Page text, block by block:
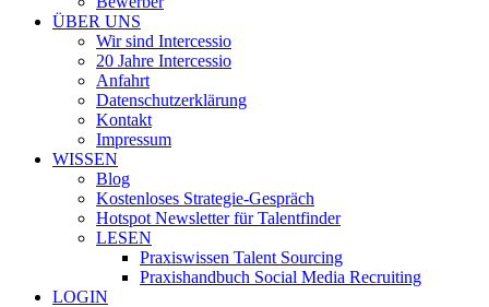
ÜBER UNS
Wir sind Intercessio
20 Jahre Intercessio
Anfahrt
Datenschutzerklärung
Kontakt
Impressum
WISSEN
Blog
Kostenloses Strategie-Gespräch
Hotspot Newsletter für Talentfinder
LESEN
Praxiswissen Talent Sourcing
Praxishandbuch Social Media Recruiting
LOGIN